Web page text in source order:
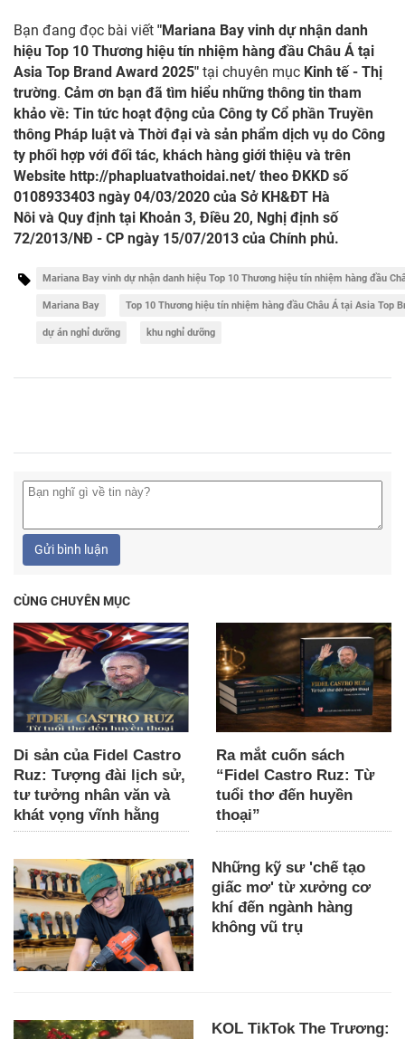
Bạn đang đọc bài viết "Mariana Bay vinh dự nhận danh
hiệu Top 10 Thương hiệu tín nhiệm hàng đầu Châu Á tại
Asia Top Brand Award 2025" tại chuyên mục Kinh tế - Thị
trường. Cảm ơn bạn đã tìm hiểu những thông tin tham
khảo về: Tin tức hoạt động của Công ty Cổ phần Truyền
thông Pháp luật và Thời đại và sản phẩm dịch vụ do Công
ty phối hợp với đối tác, khách hàng giới thiệu và trên
Website http://phapluatvathoidai.net/ theo ĐKKD số
0108933403 ngày 04/03/2020 của Sở KH&ĐT Hà
Nôi và Quy định tại Khoản 3, Điều 20, Nghị định số
72/2013/NĐ - CP ngày 15/07/2013 của Chính phủ.
Mariana Bay vinh dự nhận danh hiệu Top 10 Thương hiệu tín nhiệm hàng đầu
Mariana Bay Top 10 Thương hiệu tín nhiệm hàng đầu Châu Á tại Asia Top
dự án nghỉ dưỡng khu nghỉ dưỡng
Gửi bình luận
CÙNG CHUYÊN MỤC
Di sản của Fidel Castro
Ruz: Tượng đài lịch sử,
tư tưởng nhân văn và
khát vọng vĩnh hằng
Ra mắt cuốn sách
“Fidel Castro Ruz: Từ
tuổi thơ đến huyền
thoại”
Những kỹ sư 'chế tạo
giấc mơ' từ xưởng cơ
khí đến ngành hàng
không vũ trụ
KOL TikTok The Trương: